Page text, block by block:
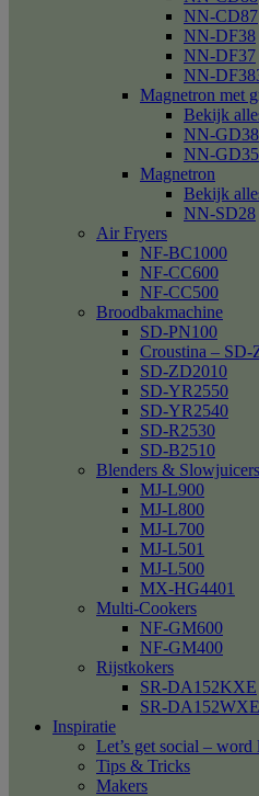
NN-CD87
NN-DF38
NN-DF37
NN-
Magnetron met
Bekijk
NN-GD38
NN-GD35
Magnetron
Bekijk
NN-SD28
Air Fryers
NF-BC1000
NF-CC600
NF-CC500
Broodbakmachine
SD-PN100
Croustina – SD-
SD-ZD2010
SD-YR2550
SD-YR2540
SD-R2530
SD-B2510
Blenders & Slowjuicers
MJ-L900
MJ-L800
MJ-L700
MJ-L501
MJ-L500
MX-HG4401
Multi-Cookers
NF-GM600
NF-GM400
Rijstkokers
SR-DA152KXE
SR-DA152WXE
Inspiratie
Let’s get social –
Tips & Tricks
Makers